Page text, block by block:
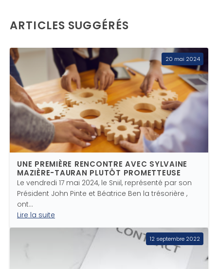
ARTICLES SUGGÉRÉS
20 mai 2024
UNE PREMIÈRE RENCONTRE AVEC SYLVAINE
MAZIÈRE-TAURAN PLUTÔT PROMETTEUSE
Le vendredi 17 mai 2024, le Sniil, représenté par son
Président John Pinte et Béatrice Ben la trésorière ,
ont…
Lire la suite
12 septembre 2022